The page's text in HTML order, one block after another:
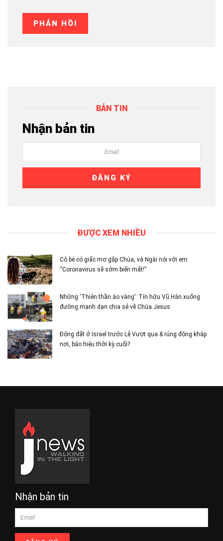
BẢN TIN
Nhận bản tin
ĐƯỢC XEM NHIỀU
Cô bé có giấc mơ gặp Chúa, và Ngài nói với em:
“Coronavirus sẽ sớm biến mất!”
Những ‘Thiên thần áo vàng’: Tín hữu Vũ Hán xuống
đường mạnh dạn chia sẻ về Chúa Jesus
Động đất ở Israel trước Lễ Vượt qua & rúng động khắp
nơi, báo hiệu thời kỳ cuối?
Nhận bản tin